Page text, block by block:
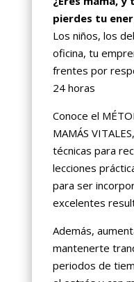
pierdes tu
Los niños, los
oficina, tu
frentes por
24 horas
Conoce el
MAMÁS
técnicas para
lecciones
para ser
excelentes
Además,
mantenerte
periodos de